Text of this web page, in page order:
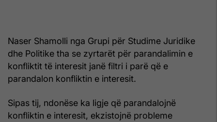
Naser Shamolli nga Grupi për Studime Juridike
dhe Politike tha se zyrtarët për parandalimin e
konfliktit të interesit janë filtri i parë që e
parandalon konfliktin e interesit.
Sipas tij, ndonëse ka ligje që parandalojnë
konfliktin e interesit, ekzistojnë probleme